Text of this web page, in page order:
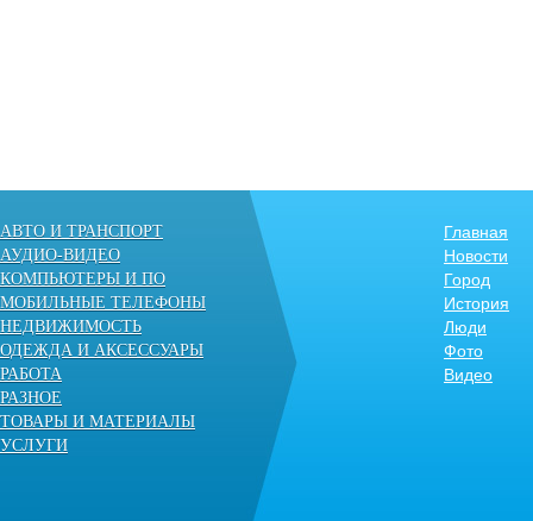
АВТО И ТРАНСПОРТ
АУДИО-ВИДЕО
КОМПЬЮТЕРЫ И ПО
МОБИЛЬНЫЕ ТЕЛЕФОНЫ
НЕДВИЖИМОСТЬ
ОДЕЖДА И АКСЕССУАРЫ
РАБОТА
РАЗНОЕ
ТОВАРЫ И МАТЕРИАЛЫ
УСЛУГИ
Главная
Новости
Город
История
Люди
Фото
Видео